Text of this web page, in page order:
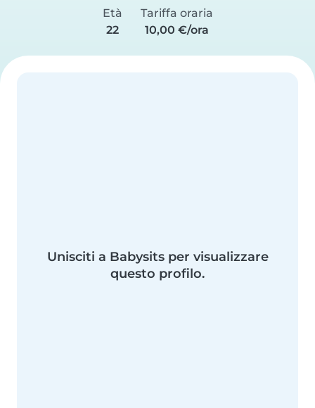
Età
22
Tariffa oraria
10,00 €/ora
Unisciti a Babysits per visualizzare
questo profilo.